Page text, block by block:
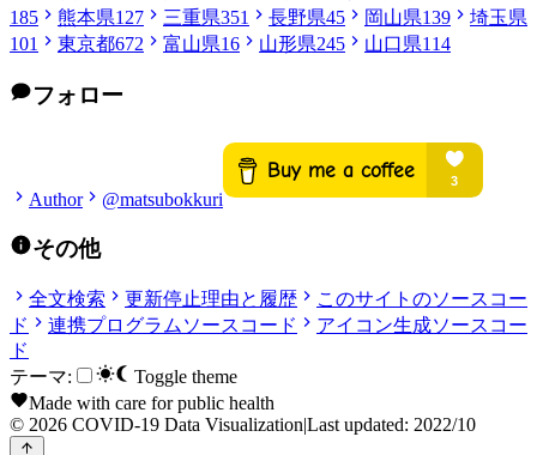
185
熊本県127 三重県351 長野県45 岡山県139
埼玉県
101
東京都672 富山県16 山形県245 山口県114
フォロー
Author @matsubokkuri
その他
全文検索 更新停止理由と履歴
このサイトのソースコー
ド
連携プログラムソースコード
アイコン生成ソースコー
ド
テーマ:
Toggle theme
Made with care for public health
© 2026 COVID-19 Data Visualization|Last updated: 2022/10